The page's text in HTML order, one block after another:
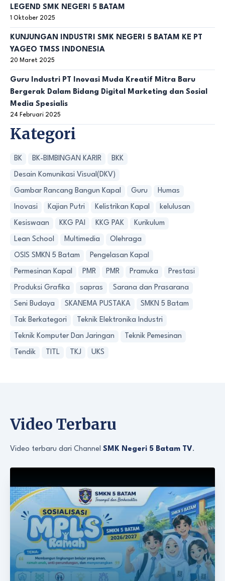
LEGEND SMK NEGERI 5 BATAM
1 Oktober 2025
KUNJUNGAN INDUSTRI SMK NEGERI 5 BATAM KE PT
YAGEO TMSS INDONESIA
20 Maret 2025
Guru Industri PT Inovasi Muda Kreatif Mitra Baru
Bergerak Dalam Bidang Digital Marketing dan Sosial
Media Spesialis
24 Februari 2025
Kategori
BK BK-BIMBINGAN KARIR BKK
Desain Komunikasi Visual(DKV)
Gambar Rancang Bangun Kapal Guru Humas
Inovasi Kajian Putri Kelistrikan Kapal kelulusan
Kesiswaan KKG PAI KKG PAK Kurikulum
Lean School Multimedia Olehraga
OSIS SMKN 5 Batam Pengelasan Kapal
Permesinan Kapal PMR PMR Pramuka Prestasi
Produksi Grafika sapras Sarana dan Prasarana
Seni Budaya SKANEMA PUSTAKA SMKN 5 Batam
Tak Berkategori Teknik Elektronika Industri
Teknik Komputer Dan Jaringan Teknik Pemesinan
Tendik TITL TKJ UKS
Video Terbaru
Video terbaru dari Channel SMK Negeri 5 Batam TV.